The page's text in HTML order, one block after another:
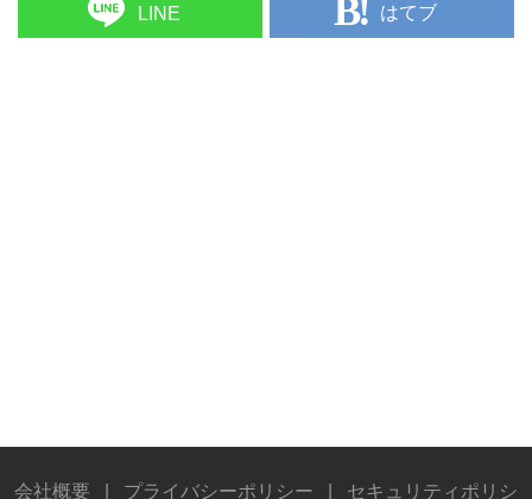
LINE はてブ
会社概要 プライバシーポリシー セキュリティポリシ